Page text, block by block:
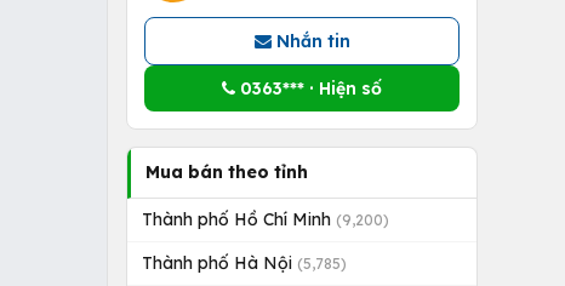
Nhắn tin
0363*** · Hiện số
Mua bán theo tỉnh
Thành phố Hồ Chí Minh (9,200)
Thành phố Hà Nội (5,785)